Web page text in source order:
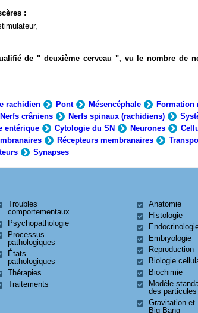
:
de " deuxième cerveau ", vu le nombre de
rachidien Pont Mésencéphale
Formation
Nerfs crâniens Nerfs spinaux (rachidiens)
entérique Cytologie du SN Neurones
Récepteurs membranaires
Synapses
Troubles
comportementaux
Psychopathologie
Processus
pathologiques
États
pathologiques
Thérapies
Traitements
Anatomie
Histologie
Embryologie
Reproduction
Biologie
Biochimie
Modèle
des particules
Gravitation et
Big Bang